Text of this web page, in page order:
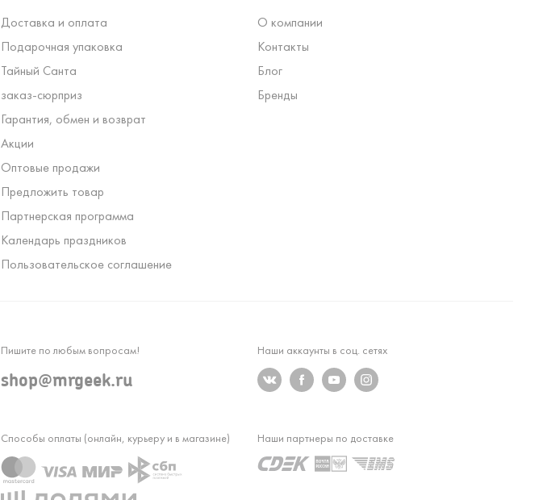
Доставка и оплата
Подарочная упаковка
Тайный Санта
заказ-сюрприз
Гарантия, обмен и возврат
Акции
Оптовые продажи
Предложить товар
Партнерская программа
Календарь праздников
Пользовательское соглашение
О компании
Контакты
Блог
Бренды
Пишите по любым вопросам!
shop@mrgeek.ru
Наши аккаунты в соц. сетях
Способы оплаты (онлайн, курьеру и в магазине) Наши партнеры по доставке